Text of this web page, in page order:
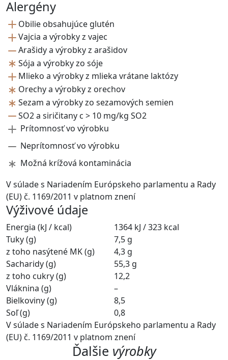
Alergény
Obilie obsahujúce glutén
Vajcia a výrobky z vajec
Arašidy a výrobky z arašidov
Sója a výrobky zo sóje
Mlieko a výrobky z mlieka vrátane laktózy
Orechy a výrobky z orechov
Sezam a výrobky zo sezamových semien
SO2 a siričitany c > 10 mg/kg SO2
Prítomnosť vo výrobku
Neprítomnosť vo výrobku
Možná krížová kontaminácia
V súlade s Nariadením Európskeho parlamentu a Rady
(EU) č. 1169/2011 v platnom znení
Výživové údaje
Energia (kJ / kcal)
1364 kJ / 323 kcal
Tuky (g)
7,5 g
z toho nasýtené MK (g)
4,3 g
Sacharidy (g)
55,3 g
z toho cukry (g)
12,2
Vláknina (g)
–
Bielkoviny (g)
8,5
Soľ (g)
0,8
V súlade s Nariadením Európskeho parlamentu a Rady
(EU) č. 1169/2011 v platnom znení
Ďalšie výrobky